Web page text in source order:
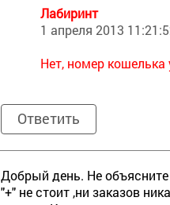
Лабиринт
1 апреля 2013
Нет, номер
Ответить
Добрый день. Не
"+" не стоит ,ни заказов